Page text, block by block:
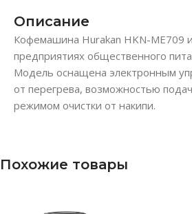
Описание
Кофемашина Hurakan HKN-ME709
предприятиях общественного
Модель оснащена электронным
от перегрева, возможностью
режимом очистки от накипи.
Похожие товары